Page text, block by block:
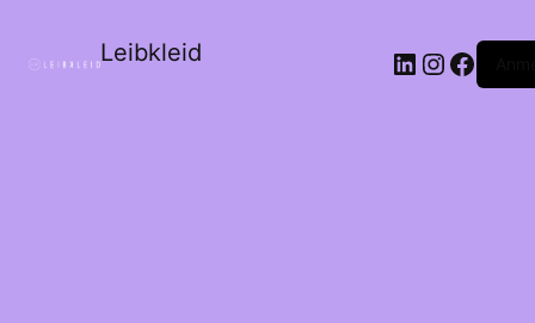
Leibkleid LinkedIn